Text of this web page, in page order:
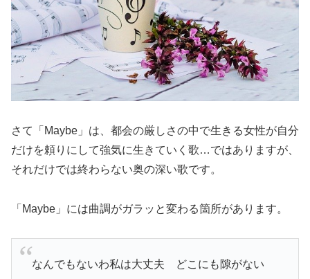
さて「Maybe」は、都会の厳しさの中で生きる女性が自分
だけを頼りにして強気に生きていく歌…ではありますが、
それだけでは終わらない奥の深い歌です。
「Maybe」には曲調がガラッと変わる箇所があります。
なんでもないわ私は大丈夫 どこにも隙がない